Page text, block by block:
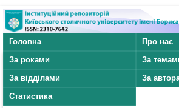
Головна
Про нас
За роками
За
За відділами
За
Статистика